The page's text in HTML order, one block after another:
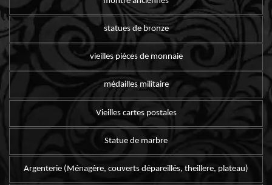
statues de bronze
vieilles pièces de monnaie
médailles militaire
Vieilles cartes postales
Statue de marbre
Argenterie (Ménagère, couverts dépareillés, theillere, plateau)